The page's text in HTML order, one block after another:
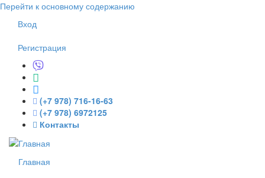
Перейти к основному содержанию
Вход
Регистрация
(+7 978) 716-16-63
(+7 978) 6972125
Контакты
Главная